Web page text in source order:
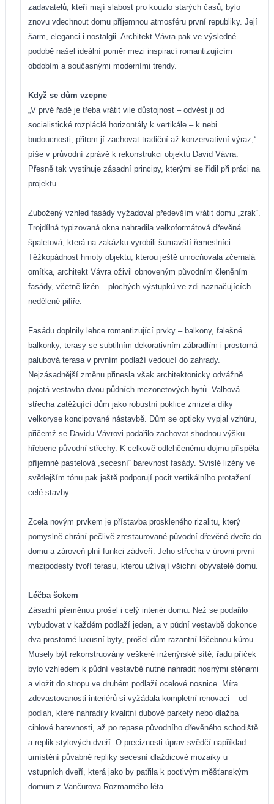
zadavatelů, kteří mají slabost pro kouzlo starých časů, bylo
znovu vdechnout domu příjemnou atmosféru první republiky. Její
šarm, eleganci i nostalgii. Architekt Vávra pak ve výsledné
podobě našel ideální poměr mezi inspirací romantizujícím
obdobím a současnými moderními trendy.
Když se dům vzepne
„V prvé řadě je třeba vrátit vile důstojnost – odvést ji od
socialistické rozpláclé horizontály k vertikále – k nebi
budoucnosti, přitom jí zachovat tradiční až konzervativní výraz,“
píše v průvodní zprávě k rekonstrukci objektu David Vávra.
Přesně tak vystihuje zásadní principy, kterými se řídil při práci na
projektu.
Zubožený vzhled fasády vyžadoval především vrátit domu „zrak“.
Trojdílná typizovaná okna nahradila velkoformátová dřevěná
špaletová, která na zakázku vyrobili šumavští řemeslníci.
Těžkopádnost hmoty objektu, kterou ještě umocňovala zčernalá
omítka, architekt Vávra oživil obnoveným původním členěním
fasády, včetně lizén – plochých výstupků ve zdi naznačujících
nedělené pilíře.
Fasádu doplnily lehce romantizující prvky – balkony, falešné
balkonky, terasy se subtilním dekorativním zábradlím i prostorná
palubová terasa v prvním podlaží vedoucí do zahrady.
Nejzásadnější změnu přinesla však architektonicky odvážně
pojatá vestavba dvou půdních mezonetových bytů. Valbová
střecha zatěžující dům jako robustní poklice zmizela díky
velkoryse koncipované nástavbě. Dům se opticky vypjal vzhůru,
přičemž se Davidu Vávrovi podařilo zachovat shodnou výšku
hřebene původní střechy. K celkově odlehčenému dojmu přispěla
příjemně pastelová „secesní“ barevnost fasády. Svislé lizény ve
světlejším tónu pak ještě podporují pocit vertikálního protažení
celé stavby.
Zcela novým prvkem je přístavba proskleného rizalitu, který
pomyslně chrání pečlivě zrestaurované původní dřevěné dveře do
domu a zároveň plní funkci zádveří. Jeho střecha v úrovni první
mezipodesty tvoří terasu, kterou užívají všichni obyvatelé domu.
Léčba šokem
Zásadní přeměnou prošel i celý interiér domu. Než se podařilo
vybudovat v každém podlaží jeden, a v půdní vestavbě dokonce
dva prostorné luxusní byty, prošel dům razantní léčebnou kúrou.
Musely být rekonstruovány veškeré inženýrské sítě, řadu příček
bylo vzhledem k půdní vestavbě nutné nahradit nosnými stěnami
a vložit do stropu ve druhém podlaží ocelové nosnice. Míra
zdevastovanosti interiérů si vyžádala kompletní renovaci – od
podlah, které nahradily kvalitní dubové parkety nebo dlažba
cihlové barevnosti, až po repase původního dřevěného schodiště
a replik stylových dveří. O preciznosti úprav svědčí například
umístění půvabné repliky secesní dlaždicové mozaiky u
vstupních dveří, která jako by patřila k poctivým měšťanským
domům z Vančurova Rozmarného léta.